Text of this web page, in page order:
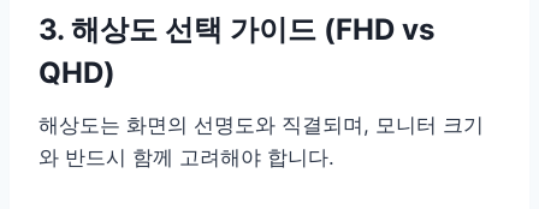
3. 해상도 선택 가이드 (FHD vs
QHD)
해상도는 화면의 선명도와 직결되며, 모니터 크기
와 반드시 함께 고려해야 합니다.